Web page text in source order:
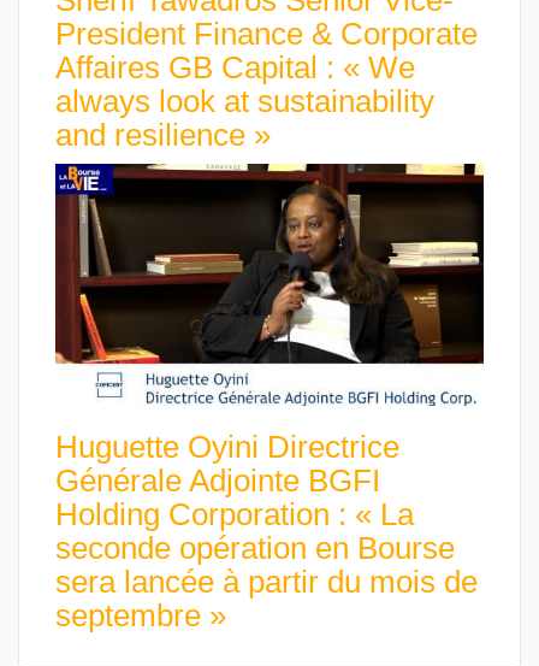
President Finance & Corporate
Affaires GB Capital : « We
always look at sustainability
and resilience »
Huguette Oyini Directrice
Générale Adjointe BGFI
Holding Corporation : « La
seconde opération en Bourse
sera lancée à partir du mois de
septembre »